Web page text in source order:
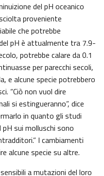
del pH oceanico
proveniente
che potrebbe
pH è attualmente tra 7.9-
potrebbe calare da 0.1
per parecchi secoli,
e alcune specie potrebbero
“Ciò non vuol dire
si estingueranno”, dice
in quanto gli studi
sui molluschi sono
I cambiamenti
alcune specie su altre.
a mutazioni del loro